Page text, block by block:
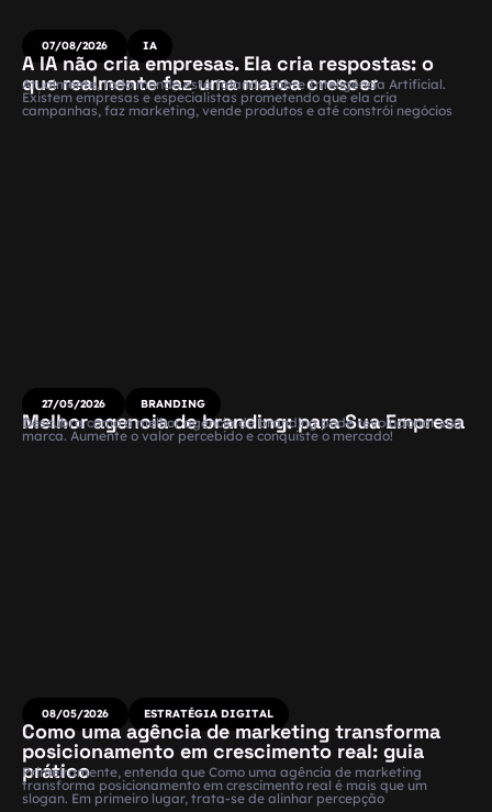
07/08/2026 IA
A IA não cria empresas. Ela cria respostas: o
que realmente faz uma marca crescer
Atualmente, todo mundo está falando sobre Inteligência Artificial.
Existem empresas e especialistas prometendo que ela cria
campanhas, faz marketing, vende produtos e até constrói negócios
27/05/2026 BRANDING
Melhor agencia de branding: para Sua Empresa
Descubra como a melhor agencia de branding pode revolucionar sua
marca. Aumente o valor percebido e conquiste o mercado!
08/05/2026 ESTRATÉGIA DIGITAL
Como uma agência de marketing transforma
posicionamento em crescimento real: guia
prático
Primeiramente, entenda que Como uma agência de marketing
transforma posicionamento em crescimento real é mais que um
slogan. Em primeiro lugar, trata-se de alinhar percepção